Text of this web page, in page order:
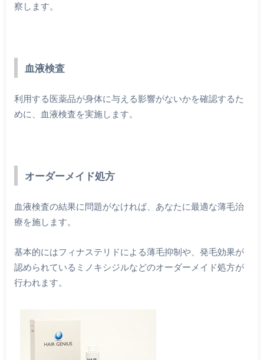
察します。
血液検査
利用する医薬品が身体に与える影響がないかを確認するた
めに、血液検査を実施します。
オーダーメイド処方
血液検査の結果に問題がなければ、あなたに最適な薄毛治
療を施します。
基本的にはフィナステリドによる薄毛抑制や、発毛効果が
認められているミノキシジルなどのオーダーメイド処方が
行われます。